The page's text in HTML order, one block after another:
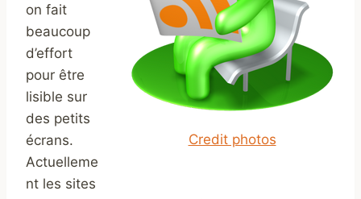
Credit photos
on fait
beaucoup
d’effort
pour être
lisible sur
des petits
écrans.
Actuelleme
nt les sites